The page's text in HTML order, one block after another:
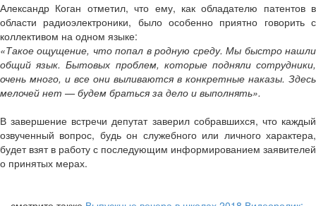
Александр Коган отметил, что ему, как обладателю патентов в
области радиоэлектроники, было особенно приятно говорить с
коллективом на одном языке:
«Такое ощущение, что попал в родную среду. Мы быстро нашли
общий язык. Бытовых проблем, которые подняли сотрудники,
очень много, и все они выливаются в конкретные наказы. Здесь
мелочей нет — будем браться за дело и выполнять».
В завершение встречи депутат заверил собравшихся, что каждый
озвученный вопрос, будь он служебного или личного характера,
будет взят в работу с последующим информированием заявителей
о принятых мерах.